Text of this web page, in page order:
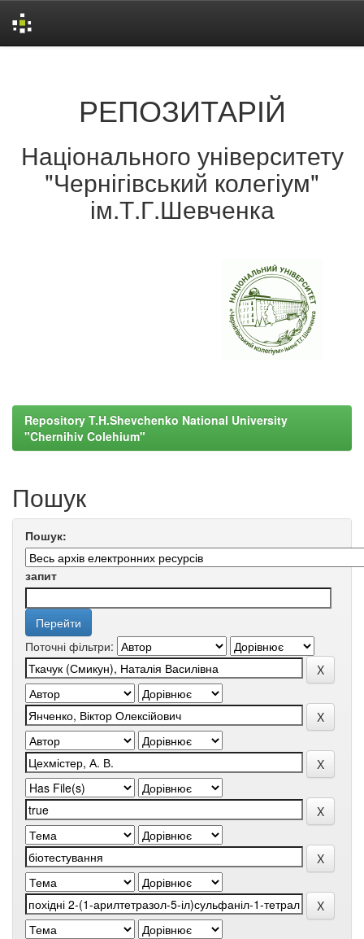
РЕПОЗИТАРІЙ
Національного університету
"Чернігівський колегіум"
ім.Т.Г.Шевченка
Repository T.H.Shevchenko National University
"Chernihiv Colehium"
Пошук
Пошук:
запит
Поточні фільтри: